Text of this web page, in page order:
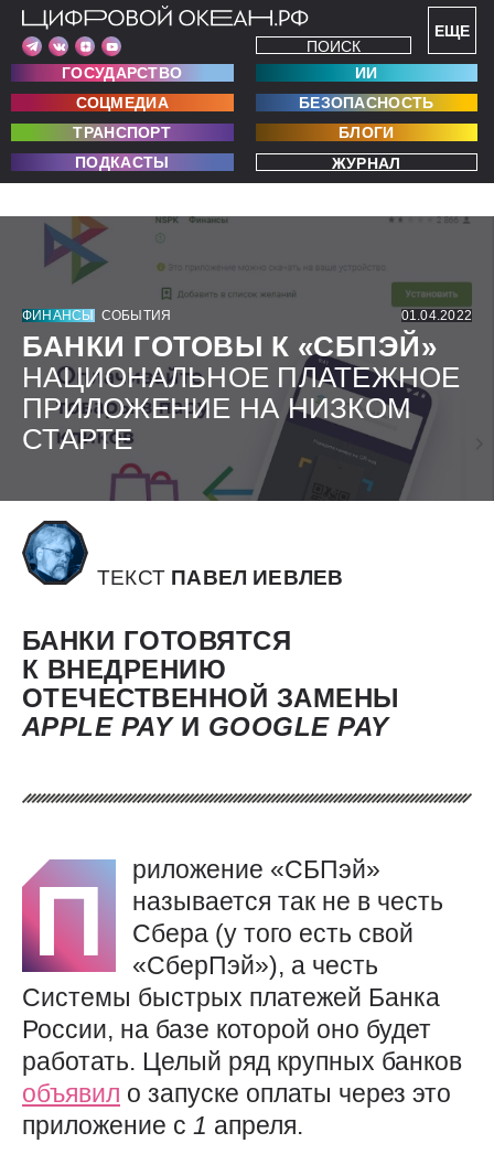
ЕЩЕ
ПОИСК
ГОСУДАРСТВО
ИИ
СОЦМЕДИА
БЕЗОПАСНОСТЬ
ТРАНСПОРТ
БЛОГИ
ПОДКАСТЫ
ЖУРНАЛ
ФИНАНСЫ СОБЫТИЯ 01.04.2022
БАНКИ ГОТОВЫ К «СБПЭЙ»
НАЦИОНАЛЬНОЕ ПЛАТЕЖНОЕ
ПРИЛОЖЕНИЕ НА НИЗКОМ
СТАРТЕ
ТЕКСТ ПАВЕЛ ИЕВЛЕВ
БАНКИ ГОТОВЯТСЯ
К ВНЕДРЕНИЮ
ОТЕЧЕСТВЕННОЙ ЗАМЕНЫ
APPLE PAY И GOOGLEPAY
П
риложение «СБПэй»
называется так не в честь
Сбера (у того есть свой
«СберПэй»), а честь
Системы быстрых платежей Банка
России, на базе которой оно будет
работать. Целый ряд крупных банков
объявил о запуске оплаты через это
приложение с 1 апреля.